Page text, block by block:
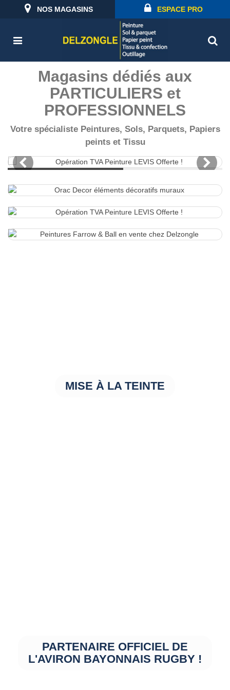
NOS MAGASINS ESPACE PRO
Magasins dédiés aux
PARTICULIERS et
PROFESSIONNELS
Votre spécialiste Peintures, Sols, Parquets, Papiers
peints et Tissu
MISE À LA TEINTE
PARTENAIRE OFFICIEL DE
L'AVIRON BAYONNAIS RUGBY !